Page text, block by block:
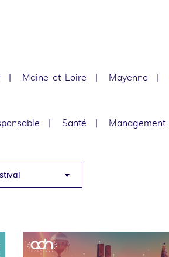
Maine-et-Loire Mayenne
Santé
Management